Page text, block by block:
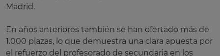
Madrid.
En años anteriores también se han ofertado más de
1.000 plazas, lo que demuestra una clara apuesta por
el refuerzo del profesorado de secundaria en los